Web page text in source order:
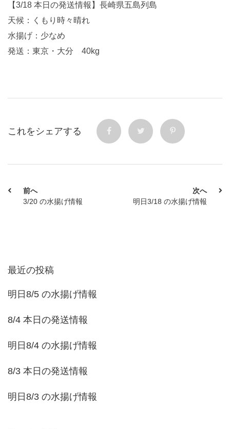
【3/18 本日の発送情報】長崎県五島列島
天候：くもり時々晴れ
水揚げ：少なめ
発送：東京・大分 40kg
これをシェアする
前へ
3/20 の水揚げ情報
次へ
明日3/18 の水揚げ情報
最近の投稿
明日8/5 の水揚げ情報
8/4 本日の発送情報
明日8/4 の水揚げ情報
8/3 本日の発送情報
明日8/3 の水揚げ情報